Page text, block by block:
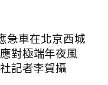
急車在北京西城
對極端年夜風
記者李賀攝